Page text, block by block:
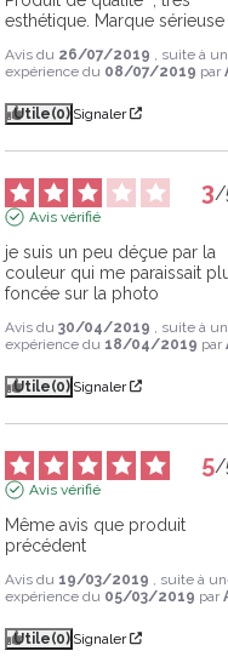
esthétique. Marque sérieuse
Avis du 26/07/2019 , suite à
expérience du 08/07/2019 par
Utile(0) Signaler
3/
Avis vérifié
je suis un peu déçue par la
couleur qui me paraissait
foncée sur la photo
Avis du30/04/2019 , suite à
expérience du 18/04/2019 par
Utile(0) Signaler
5/
Avis vérifié
Même avis que produit
précédent
Avis du 19/03/2019 , suite à
expérience du 05/03/2019 par
Utile(0) Signaler